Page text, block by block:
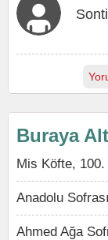
Buraya
Mis Köfte, 100.
Anadolu
Ahmed Ağa